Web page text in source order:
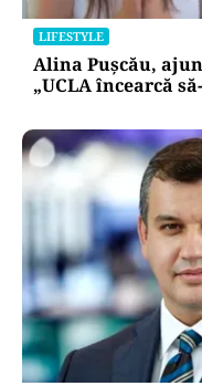
LIFESTYLE
Alina Pușcău,
„UCLA încearcă